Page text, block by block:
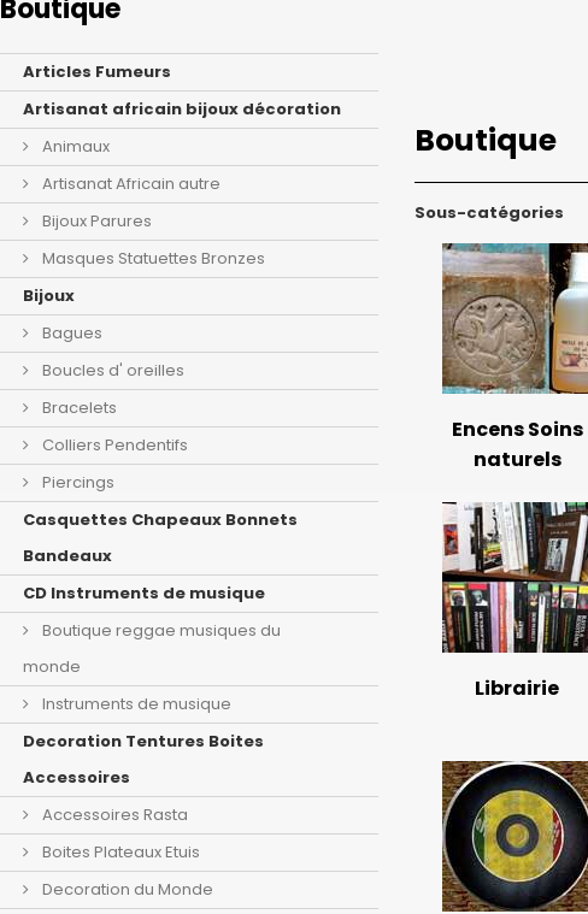
Boutique
Articles Fumeurs
Artisanat africain bijoux décoration
Animaux
Artisanat Africain autre
Bijoux Parures
Masques Statuettes Bronzes
Bijoux
Bagues
Boucles d' oreilles
Bracelets
Colliers Pendentifs
Piercings
Casquettes Chapeaux Bonnets
Bandeaux
CD Instruments de musique
Boutique reggae musiques du
monde
Instruments de musique
Decoration Tentures Boites
Accessoires
Accessoires Rasta
Boites Plateaux Etuis
Decoration du Monde
Boutique
Sous-catégories
Encens Soins
naturels
Librairie